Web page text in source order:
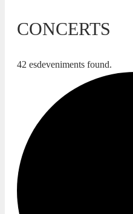
CONCERTS
42 esdeveniments found.